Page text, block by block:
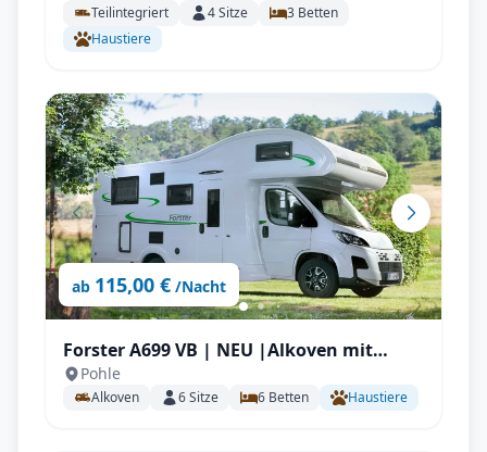
Teilintegriert 4Sitze 3 Betten
Haustiere
ab 115,00 € /Nacht
Forster A699 VB | NEU |Alkoven mit
Automatik, 165PS Stockbetten für bis zu
6 P.
Pohle
Alkoven 6Sitze 6 Betten Haustiere